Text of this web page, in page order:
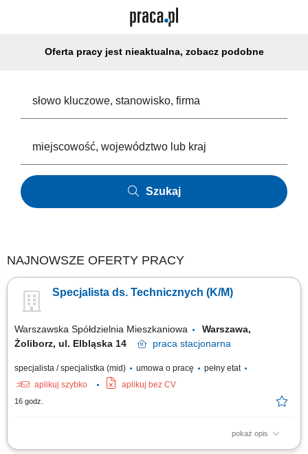
Oferta pracy jest nieaktualna, zobacz podobne
Szukaj
NAJNOWSZE OFERTY PRACY
Specjalista ds. Technicznych (K/M)
Warszawska Spółdzielnia Mieszkaniowa
Warszawa,
Żoliborz, ul. Elbląska 14
praca stacjonarna
specjalista / specjalistka (mid) umowa o pracę
pełny etat
aplikuj szybko
aplikuj bez CV
16 godz.
pokaż opis
Zakres obowiązków: Obsługa mieszkańców: bezpośredni, telefoniczny i